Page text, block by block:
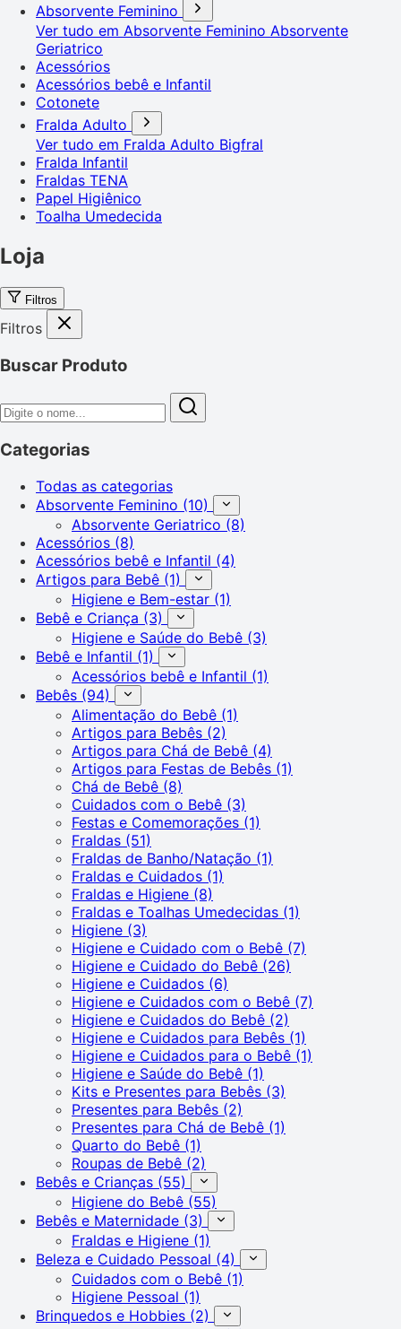
Absorvente Feminino
Ver tudo em Absorvente Feminino Absorvente
Geriatrico
Acessórios
Acessórios bebê e Infantil
Cotonete
Fralda Adulto
Ver tudo em Fralda Adulto Bigfral
Fralda Infantil
Fraldas TENA
Papel Higiênico
Toalha Umedecida
Loja
Filtros
Filtros
Buscar Produto
Categorias
Todas as categorias
Absorvente Feminino (10)
Absorvente Geriatrico (8)
Acessórios (8)
Acessórios bebê e Infantil (4)
Artigos para Bebê (1)
Higiene e Bem-estar (1)
Bebê e Criança (3)
Higiene e Saúde do Bebê (3)
Bebê e Infantil (1)
Acessórios bebê e Infantil (1)
Bebês (94)
Alimentação do Bebê (1)
Artigos para Bebês (2)
Artigos para Chá de Bebê (4)
Artigos para Festas de Bebês (1)
Chá de Bebê (8)
Cuidados com o Bebê (3)
Festas e Comemorações (1)
Fraldas (51)
Fraldas de Banho/Natação (1)
Fraldas e Cuidados (1)
Fraldas e Higiene (8)
Fraldas e Toalhas Umedecidas (1)
Higiene (3)
Higiene e Cuidado com o Bebê (7)
Higiene e Cuidado do Bebê (26)
Higiene e Cuidados (6)
Higiene e Cuidados com o Bebê (7)
Higiene e Cuidados do Bebê (2)
Higiene e Cuidados para Bebês (1)
Higiene e Cuidados para o Bebê (1)
Higiene e Saúde do Bebê (1)
Kits e Presentes para Bebês (3)
Presentes para Bebês (2)
Presentes para Chá de Bebê (1)
Quarto do Bebê (1)
Roupas de Bebê (2)
Bebês e Crianças (55)
Higiene do Bebê (55)
Bebês e Maternidade (3)
Fraldas e Higiene (1)
Beleza e Cuidado Pessoal (4)
Cuidados com o Bebê (1)
Higiene Pessoal (1)
Brinquedos e Hobbies (2)